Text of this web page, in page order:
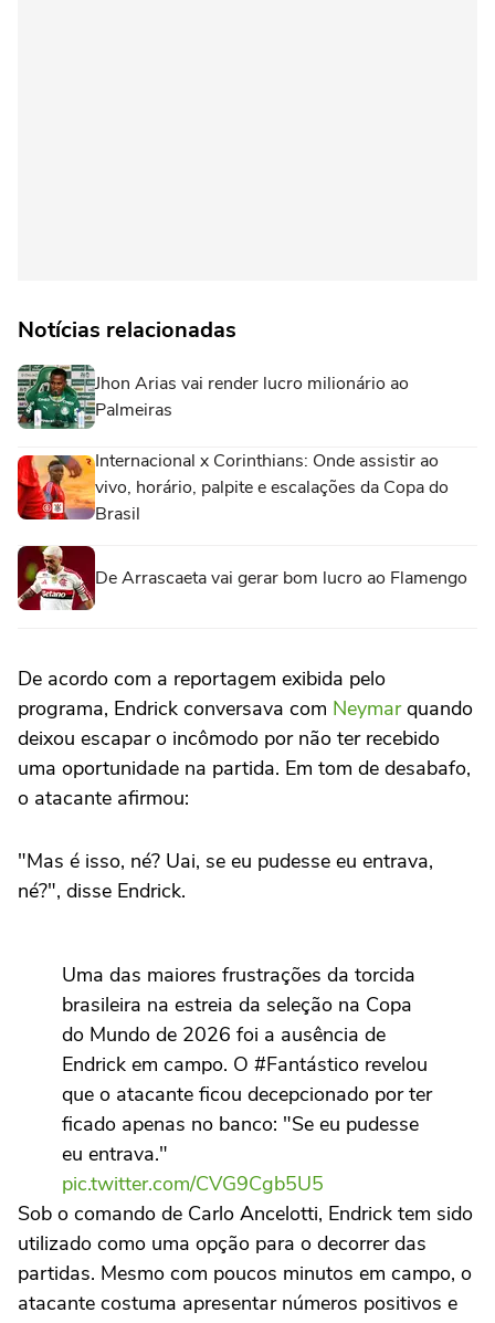
Notícias relacionadas
Jhon Arias vai render lucro milionário ao
Palmeiras
Internacional x Corinthians: Onde assistir ao
vivo, horário, palpite e escalações da Copa do
Brasil
De Arrascaeta vai gerar bom lucro ao Flamengo
De acordo com a reportagem exibida pelo
programa, Endrick conversava com Neymarquando
deixou escapar o incômodo por não ter recebido
uma oportunidade na partida. Em tom de desabafo,
o atacante afirmou:
"Mas é isso, né? Uai, se eu pudesse eu entrava,
né?", disse Endrick.
Uma das maiores frustrações da torcida
brasileira na estreia da seleção na Copa
do Mundo de 2026 foi a ausência de
Endrick em campo. O #Fantástico revelou
que o atacante ficou decepcionado por ter
ficado apenas no banco: "Se eu pudesse
eu entrava."
pic.twitter.com/CVG9Cgb5U5
— Antenados (@canalantenados) June
15, 2026
Sob o comando de Carlo Ancelotti, Endrick tem sido
utilizado como uma opção para o decorrer das
partidas. Mesmo com poucos minutos em campo, o
atacante costuma apresentar números positivos e